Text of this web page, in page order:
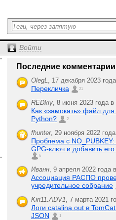
Войти
Последние комментарии
OlegL, 17 декабря 2023
Перекличка 21
REDkiy, 8 июня 2023 года
Как «замокать» файл для
Python?
2
fhunter, 29 ноября 2022
Проблема с NO_PUBKEY:
GPG-ключ и добавить
6
Иванн, 9 апреля 2022 года
Ассоциация РАСПО
учредительное собрание
Kiri11.ADV1, 7 марта 2021
Логи catalina.out в
JSON
1